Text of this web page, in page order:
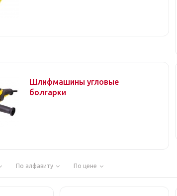
Шлифмашины угловые
болгарки
По алфавиту По цене